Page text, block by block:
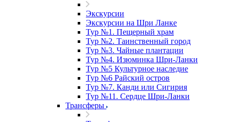
Экскурсии
Экскурсии на Шри Ланке
Тур №1. Пещерный храм
Тур №2. Таинственный город
Тур №3. Чайные плантации
Тур №4. Изюминка Шри-Ланки
Тур №5 Культурное наследие
Тур №6 Райский остров
Тур №7. Канди или Сигирия
Тур №11. Сердце Шри-Ланки
Трансферы